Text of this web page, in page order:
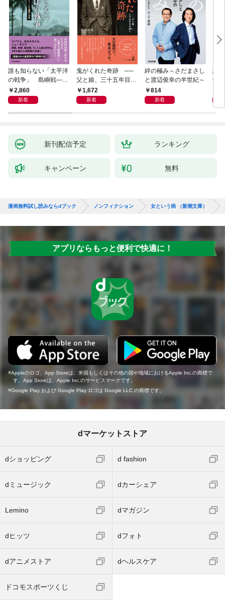
誰も知らない「太平洋
の戦争」 島嶼戦――
マッカーサーとの激闘
の真実
2,860
新着
鬼がくれた奇跡 ──
父と娘、三十五年目の
赦し1,672
新着
絆の極み～さだまさし
と渡辺俊幸の半世紀～
814
新着
悲
子
新刊配信予定 ランキング
キャンペーン 無料
漫画無料試し読みならdブック ノンフィクション 女という病 （新潮文庫）
アプリならもっと便利で快適に！
Appleのロゴ、App Storeは、米国もしくはその他の国や地域におけるApple Inc.の商標で
す。App Storeは、Apple Inc.のサービスマークです。
Google Play および Google Play ロゴは Google LLC の商標です。
dマーケットストア
dショッピング d fashion
dミュージック dカーシェア
Lemino dマガジン
dヒッツ dフォト
dアニメストア dヘルスケア
ドコモスポーツくじ